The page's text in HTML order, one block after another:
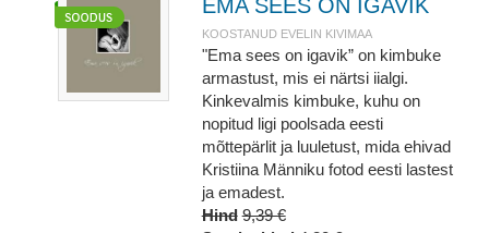
EMA SEES ON IGAVIK
KOOSTANUD EVELIN KIVIMAA
"Ema sees on igavik” on kimbuke
armastust, mis ei närtsi iialgi.
Kinkevalmis kimbuke, kuhu on
nopitud ligi poolsada eesti
mõttepärlit ja luuletust, mida ehivad
Kristiina Männiku fotod eesti lastest
ja emadest.
Hind 9,39 €